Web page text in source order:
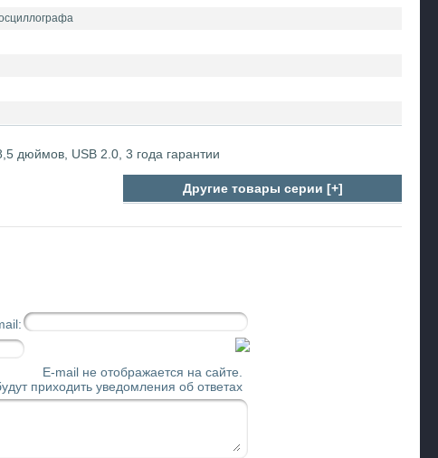
дюймов, USB 2.0, 3 года гарантии
Другие товары серии [+]
E-mail не отображается на сайте.
приходить уведомления об ответах